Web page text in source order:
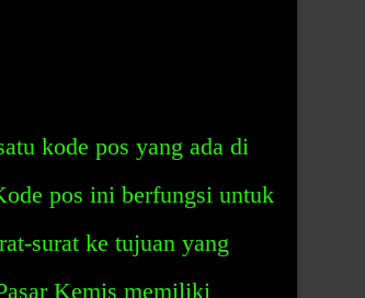
kode pos yang ada di
pos ini berfungsi untuk
surat ke tujuan yang
Kemis memiliki